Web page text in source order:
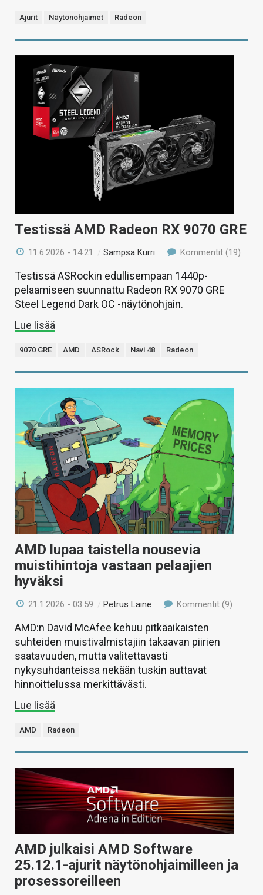
Ajurit Näytönohjaimet Radeon
Testissä AMD Radeon RX 9070 GRE
11.6.2026 - 14:21 /Sampsa Kurri Kommentit (19)
Testissä ASRockin edullisempaan 1440p-
pelaamiseen suunnattu Radeon RX 9070 GRE
Steel Legend Dark OC -näytönohjain.
Lue lisää
9070 GRE AMD ASRock Navi 48 Radeon
AMD lupaa taistella nousevia
muistihintoja vastaan pelaajien
hyväksi
21.1.2026 - 03:59 /Petrus Laine Kommentit (9)
AMD:n David McAfee kehuu pitkäaikaisten
suhteiden muistivalmistajiin takaavan piirien
saatavuuden, mutta valitettavasti
nykysuhdanteissa nekään tuskin auttavat
hinnoittelussa merkittävästi.
Lue lisää
AMD Radeon
AMD julkaisi AMD Software
25.12.1-ajurit näytönohjaimilleen ja
prosessoreilleen